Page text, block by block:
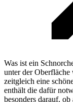
Was ist ein
unter der Oberfläche
zeitgleich eine
enthält die dafür
besonders darauf,